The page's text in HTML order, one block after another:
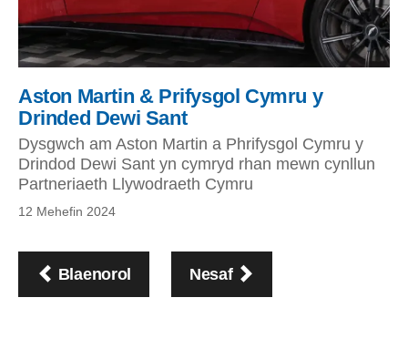
Aston Martin & Prifysgol Cymru y
Drinded Dewi Sant
12 Mehefin 2024
Dysgwch am Aston Martin a Phrifysgol Cymru y
Drindod Dewi Sant yn cymryd rhan mewn cynllun
Partneriaeth Llywodraeth Cymru
Pagination
Blaenorol Nesaf